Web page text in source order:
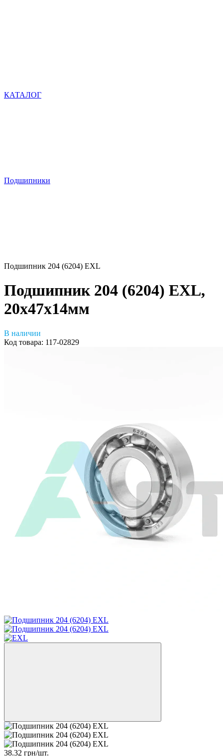
КАТАЛОГ
Подшипники
Подшипник 204 (6204) EXL
Подшипник 204 (6204) EXL,
20х47х14мм
В наличии
Код товара: 117-02829
38.32 грн/шт.